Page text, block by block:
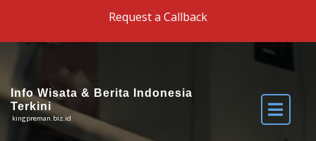
Request a Callback
Info Wisata & Berita Indonesia
Terkini
kingpreman.biz.id